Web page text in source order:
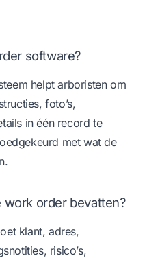
software?
helpt arboristen om
foto’s,
in één record te
met wat de
order bevatten?
klant, adres,
risico’s,